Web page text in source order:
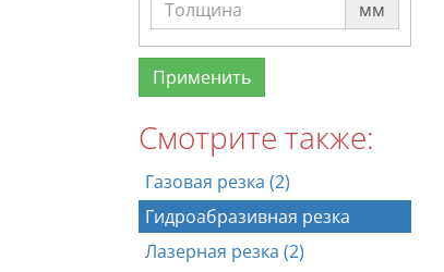
мм
Смотрите также:
Газовая резка (2)
Гидроабразивная резка
Лазерная резка (2)